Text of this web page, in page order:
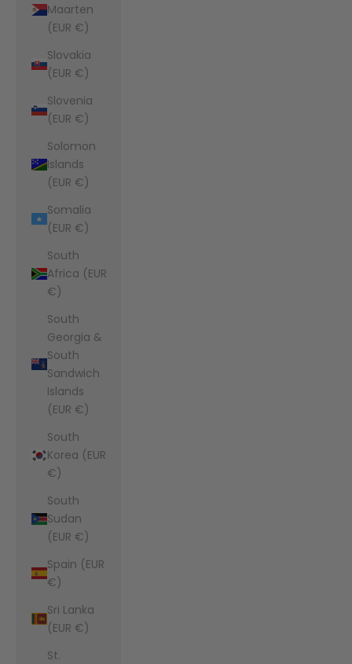
Maarten
(EUR €)
Slovakia
(EUR €)
Slovenia
(EUR €)
Solomon
Islands
(EUR €)
Somalia
(EUR €)
South
Africa (EUR
€)
South
Georgia &
South
Sandwich
Islands
(EUR €)
South
Korea (EUR
€)
South
Sudan
(EUR €)
Spain (EUR
€)
Sri Lanka
(EUR €)
St.